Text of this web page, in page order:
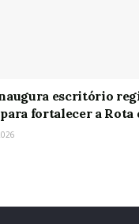
escritório
fortalecer a Rota